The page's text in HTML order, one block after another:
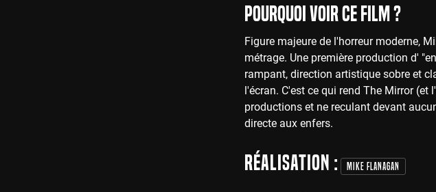
Pourquoi voir ce film ?
Figure majeure de l'horreur moderne,
métrage. Une première production d'
rampant, direction artistique sobre et
l'écran. C'est ce qui rend The Mirror
productions et ne reculant devant
directe aux enfers.
Réalisation : Mike Flanagan